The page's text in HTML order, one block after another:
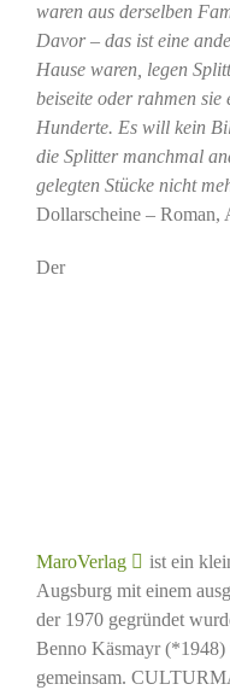
waren aus derselben
Davor – das ist eine
Hause waren, legen
beiseite oder rahmen sie
Hunderte. Es will kein
die Splitter manchmal
gelegten Stücke nicht
Dollarscheine – Roman,
Der
MaroVerlag
ist ein
Augsburg mit einem
der 1970 gegründet
Benno Käsmayr (*1948)
gemeinsam.